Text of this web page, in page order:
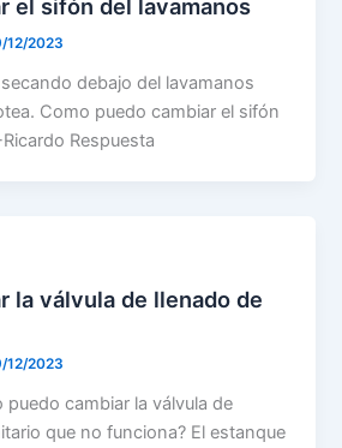
el sifón del lavamanos
12/2023
debajo del lavamanos
Como puedo cambiar el sifón
Respuesta
la válvula de llenado de
12/2023
puedo cambiar la válvula de
que no funciona? El estanque